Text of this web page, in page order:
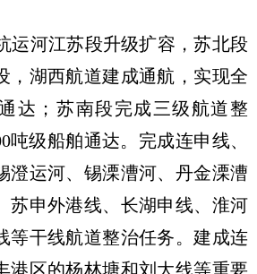
河江苏段升级扩容，苏北段
，湖西航道建成通航，实现全
达；苏南段完成三级航道整
吨级船舶通达。完成连申线、
澄运河、锡溧漕河、丹金溧漕
苏申外港线、长湖申线、淮河
等干线航道整治任务。建成连
港区的杨林塘和刘大线等重要